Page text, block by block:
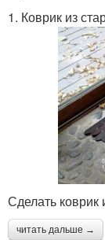
1. Коврик из
Сделать коврик
читать дальше →